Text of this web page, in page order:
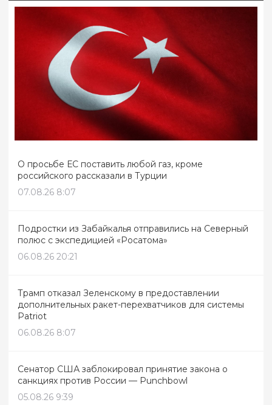
О просьбе ЕС поставить любой газ, кроме
российского рассказали в Турции
07.08.26 8:07
Подростки из Забайкалья отправились на Северный
полюс с экспедицией «Росатома»
06.08.26 20:21
Трамп отказал Зеленскому в предоставлении
дополнительных ракет-перехватчиков для системы
Patriot
06.08.26 8:07
Сенатор США заблокировал принятие закона о
санкциях против России — Punchbowl
05.08.26 9:39